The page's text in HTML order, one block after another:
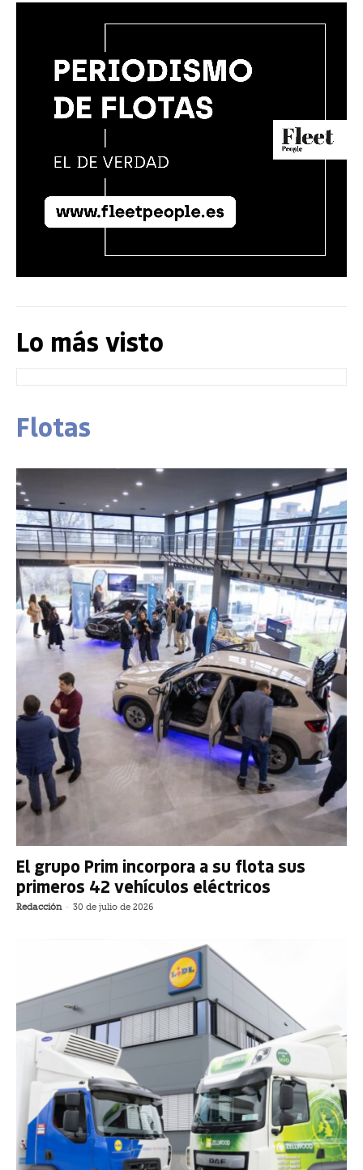
Lo más visto
Flotas
El grupo Prim incorpora a su flota sus
primeros 42 vehículos eléctricos
Redacción - 30 de julio de 2026